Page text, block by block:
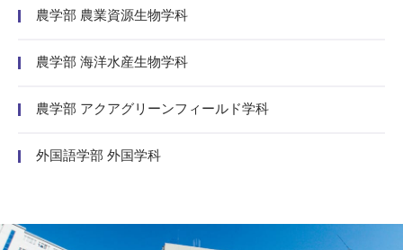
農学部 農業資源生物学科
農学部 海洋水産生物学科
農学部 アクアグリーンフィールド学科
外国語学部 外国学科